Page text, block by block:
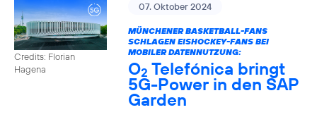
Credits: Florian
Hagena
07. Oktober 2024
MÜNCHENER BASKETBALL-FANS
SCHLAGEN EISHOCKEY-FANS BEI
MOBILER DATENNUTZUNG:
O2 Telefónica bringt
5G-Power in den SAP
Garden